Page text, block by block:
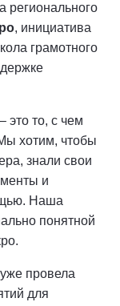
регионального
, инициатива
грамотного
это то, с чем
хотим, чтобы
знали свои
и
Наша
понятной
провела
для